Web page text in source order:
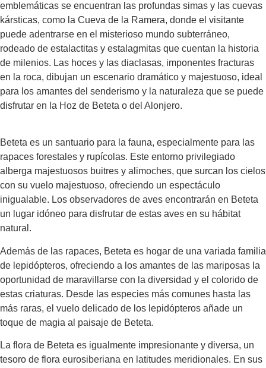
emblemáticas se encuentran las profundas simas y las cuevas
kársticas, como la Cueva de la Ramera, donde el visitante
puede adentrarse en el misterioso mundo subterráneo,
rodeado de estalactitas y estalagmitas que cuentan la historia
de milenios. Las hoces y las diaclasas, imponentes fracturas
en la roca, dibujan un escenario dramático y majestuoso, ideal
para los amantes del senderismo y la naturaleza que se puede
disfrutar en la Hoz de Beteta o del Alonjero.
Beteta es un santuario para la fauna, especialmente para las
rapaces forestales y rupícolas. Este entorno privilegiado
alberga majestuosos buitres y alimoches, que surcan los cielos
con su vuelo majestuoso, ofreciendo un espectáculo
inigualable. Los observadores de aves encontrarán en Beteta
un lugar idóneo para disfrutar de estas aves en su hábitat
natural.
Además de las rapaces, Beteta es hogar de una variada familia
de lepidópteros, ofreciendo a los amantes de las mariposas la
oportunidad de maravillarse con la diversidad y el colorido de
estas criaturas. Desde las especies más comunes hasta las
más raras, el vuelo delicado de los lepidópteros añade un
toque de magia al paisaje de Beteta.
La flora de Beteta es igualmente impresionante y diversa, un
tesoro de flora eurosiberiana en latitudes meridionales. En sus